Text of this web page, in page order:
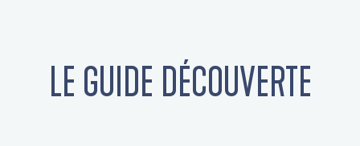
LE GUIDE DÉCOUVERTE